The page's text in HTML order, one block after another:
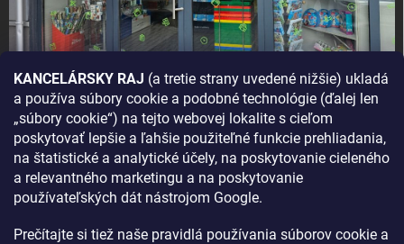
KANCELÁRSKY RAJ (a tretie strany uvedené nižšie) ukladá
a používa súbory cookie a podobné technológie (ďalej len
„súbory cookie“) na tejto webovej lokalite s cieľom
poskytovať lepšie a ľahšie použiteľné funkcie prehliadania,
na štatistické a analytické účely, na poskytovanie cieleného
a relevantného marketingu a na poskytovanie
používateľských dát nástrojom Google.
Prečítajte si tiež naše pravidlá používania súborov cookie a
AKO SA K NÁM DOSTANETE?